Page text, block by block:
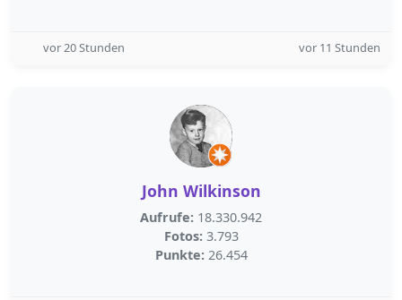
vor 20 Stunden vor 11 Stunden
John Wilkinson
Aufrufe: 18.330.942
Fotos: 3.793
Punkte: 26.454